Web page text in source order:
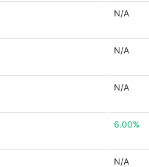
N/A
N/A
N/A
6.00%
N/A